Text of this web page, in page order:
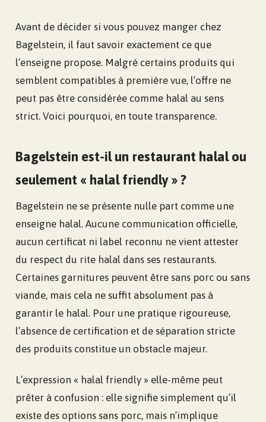
Avant de décider si vous pouvez manger chez
Bagelstein, il faut savoir exactement ce que
l’enseigne propose. Malgré certains produits qui
semblent compatibles à première vue, l’offre ne
peut pas être considérée comme halal au sens
strict. Voici pourquoi, en toute transparence.
Bagelstein est-il un restaurant halal ou
seulement « halal friendly » ?
Bagelstein ne se présente nulle part comme une
enseigne halal. Aucune communication officielle,
aucun certificat ni label reconnu ne vient attester
du respect du rite halal dans ses restaurants.
Certaines garnitures peuvent être sans porc ou sans
viande, mais cela ne suffit absolument pas à
garantir le halal. Pour une pratique rigoureuse,
l’absence de certification et de séparation stricte
des produits constitue un obstacle majeur.
L’expression « halal friendly » elle-même peut
prêter à confusion : elle signifie simplement qu’il
existe des options sans porc, mais n’implique